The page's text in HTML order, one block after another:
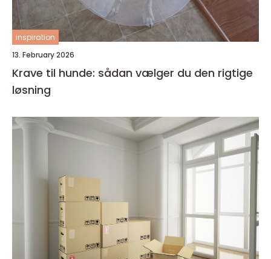
inspiration
13. February 2026
Krave til hunde: sådan vælger du den rigtige
løsning